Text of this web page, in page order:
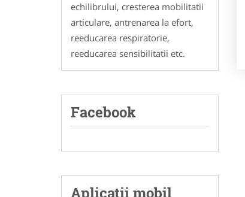
echilibrului, cresterea mobilitatii
articulare, antrenarea la efort,
reeducarea respiratorie,
reeducarea sensibilitatii etc.
Facebook
Aplicatii mobil